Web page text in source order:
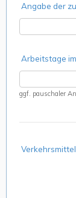
Angabe der
Arbeitstage
ggf. pauschaler
Verkehrsmittel